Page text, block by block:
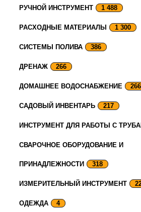
РУЧНОЙ ИНСТРУМЕНТ 1 488
РАСХОДНЫЕ МАТЕРИАЛЫ 1 300
СИСТЕМЫ ПОЛИВА 386
ДРЕНАЖ 266
ДОМАШНЕЕ ВОДОСНАБЖЕНИЕ 266
САДОВЫЙ ИНВЕНТАРЬ 217
ИНСТРУМЕНТ ДЛЯ РАБОТЫ С
СВАРОЧНОЕ ОБОРУДОВАНИЕ И
ПРИНАДЛЕЖНОСТИ 318
ИЗМЕРИТЕЛЬНЫЙ ИНСТРУМЕНТ
ОДЕЖДА 4